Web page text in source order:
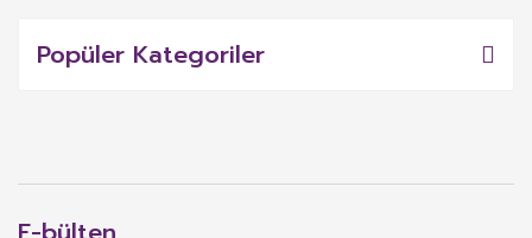
Popüler Kategoriler